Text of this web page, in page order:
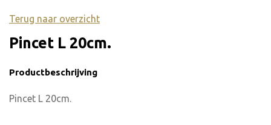
Terug naar overzicht
Pincet L 20cm.
Productbeschrijving
Pincet L 20cm.